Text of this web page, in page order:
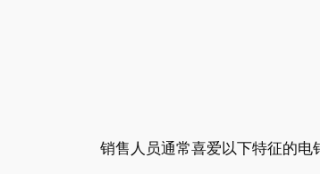
销售人员通常喜爱以下特征的电